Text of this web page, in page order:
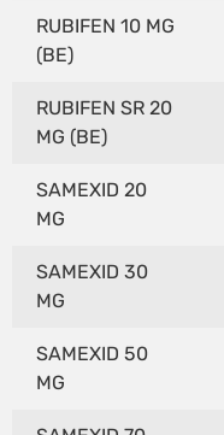
RUBIFEN 10 MG
(BE)
RUBIFEN SR 20
MG (BE)
SAMEXID 20
MG
SAMEXID 30
MG
SAMEXID 50
MG